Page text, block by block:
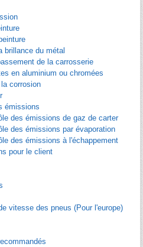
brillance du métal
de la carrosserie
en aluminium ou chromées
corrosion
émissions
des émissions de gaz de carter
des émissions par évaporation
des émissions à l'échappement
pour le client
vitesse des pneus (Pour l'europe)